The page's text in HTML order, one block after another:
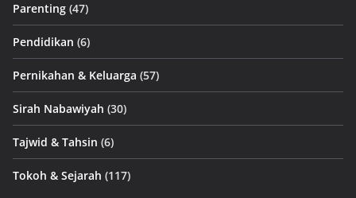
Parenting (47)
Pendidikan (6)
Pernikahan & Keluarga (57)
Sirah Nabawiyah (30)
Tajwid & Tahsin (6)
Tokoh & Sejarah (117)